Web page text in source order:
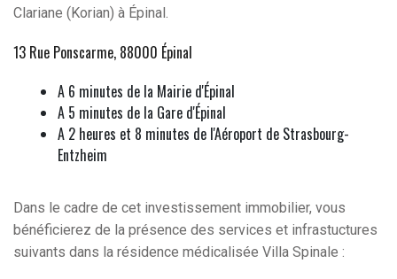
Clariane (Korian) à Épinal.
13 Rue Ponscarme, 88000 Épinal
A 6 minutes de la Mairie d'Épinal
A 5 minutes de la Gare d'Épinal
A 2 heures et 8 minutes de l'Aéroport de Strasbourg-
Entzheim
Dans le cadre de cet investissement immobilier, vous
bénéficierez de la présence des services et infrastuctures
suivants dans la résidence médicalisée Villa Spinale :